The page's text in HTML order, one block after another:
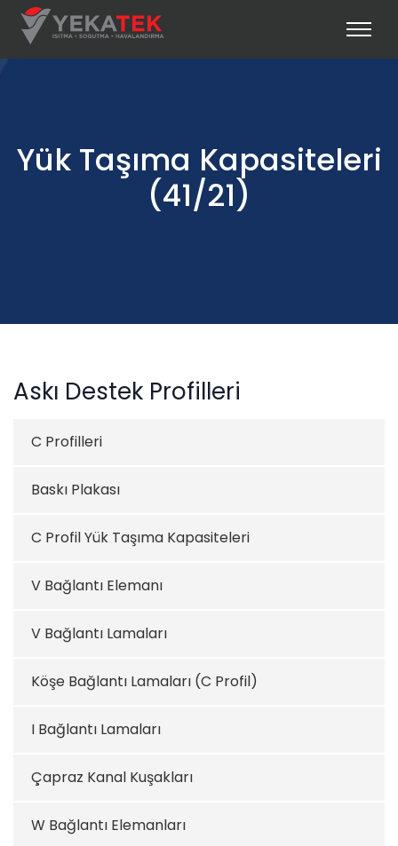
Yük Taşıma Kapasiteleri
(41/21)
Askı Destek Profilleri
C Profilleri
Baskı Plakası
C Profil Yük Taşıma Kapasiteleri
V Bağlantı Elemanı
V Bağlantı Lamaları
Köşe Bağlantı Lamaları (C Profil)
I Bağlantı Lamaları
Çapraz Kanal Kuşakları
W Bağlantı Elemanları